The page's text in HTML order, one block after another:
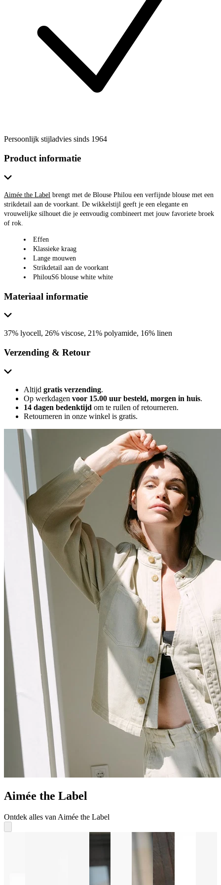
Persoonlijk stijladvies sinds 1964
Product informatie
Aimée the Label brengt met de Blouse Philou een verfijnde blouse met een
strikdetail aan de voorkant. De wikkelstijl geeft je een elegante en
vrouwelijke silhouet die je eenvoudig combineert met jouw favoriete broek
of rok.
Effen
Klassieke kraag
Lange mouwen
Strikdetail aan de voorkant
PhilouS6 blouse white white
Materiaal informatie
37% lyocell, 26% viscose, 21% polyamide, 16% linen
Verzending & Retour
Altijd gratis verzending.
Op werkdagen voor 15.00 uur besteld, morgen in huis.
14 dagen bedenktijd om te ruilen of retourneren.
Retourneren in onze winkel is gratis.
Aimée the Label
Ontdek alles van Aimée the Label